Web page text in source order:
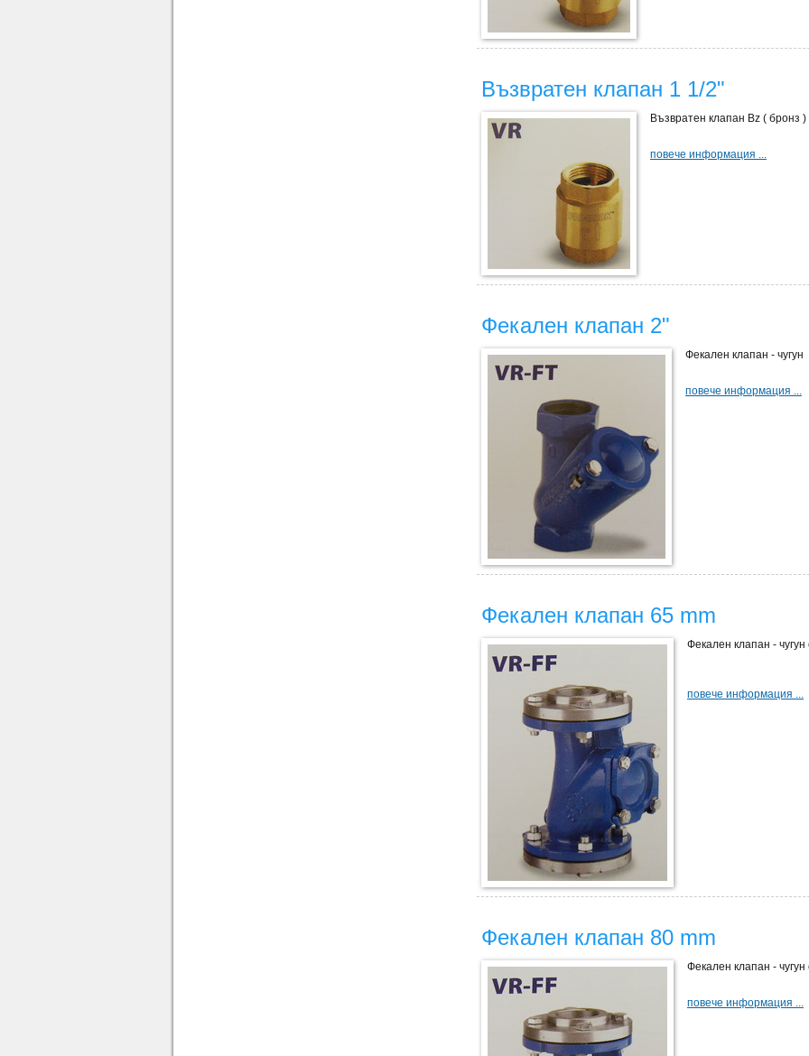
Възвратен клапан 1 1/2"
Възвратен клапан Bz ( бронз )
повече информация ...
Фекален клапан 2"
Фекален клапан - чугун
повече информация ...
Фекален клапан 65 mm
Фекален клапан -
повече информация ...
Фекален клапан 80 mm
Фекален клапан -
повече информация ...